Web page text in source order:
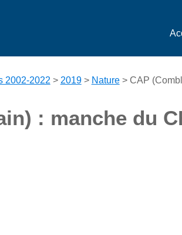
2002-2022 > 2019> Nature> CAP
: manche du